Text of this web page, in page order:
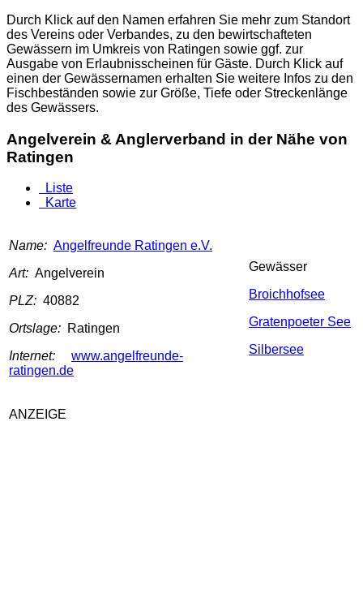
Durch Klick auf den Namen erfahren Sie mehr zum Standort
des Vereins oder Verbandes, zu den bewirtschafteten
Gewässern im Umkreis von Ratingen sowie ggf. zur
Ausgabe von Erlaubnisscheinen für Gäste. Durch Klick auf
einen der Gewässernamen erhalten Sie weitere Infos zu den
Fischbeständen sowie zur Größe, Tiefe oder Streckenlänge
des Gewässers.
Angelverein & Anglerverband in der Nähe von
Ratingen
Liste
Karte
Name: Angelfreunde Ratingen e.V.
Art: Angelverein
PLZ: 40882
Ortslage: Ratingen
Internet:
www.angelfreunde-
ratingen.de
Gewässer
Broichhofsee
Gratenpoeter See
Silbersee
ANZEIGE